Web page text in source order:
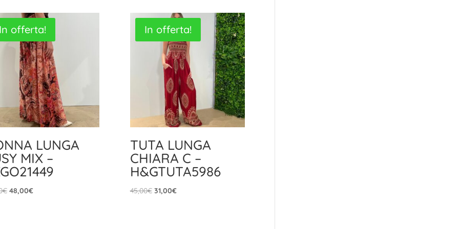
In offerta!
LUNGA
MIX –
€ Il
48,00€Il
In offerta!
TUTA LUNGA
CHIARA C –
H&GTUTA5986
45,00€ Il
31,00€Il